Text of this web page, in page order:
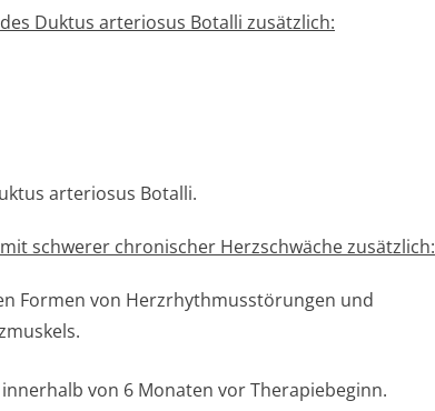
Duktus arteriosus Botalli zusätzlich:
arteriosus Botalli.
schwerer chronischer Herzschwäche zusätzlich:
Formen von Herzrhythmusstörun­gen und
von 6 Monaten vor Therapiebeginn.